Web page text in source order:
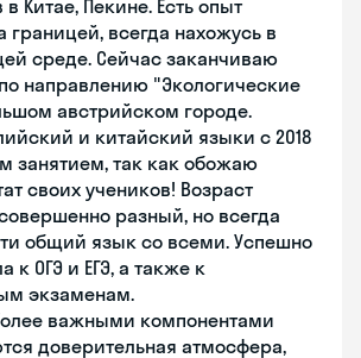
Китае, Пекине. Есть опыт
границей, всегда нахожусь в
среде. Сейчас заканчиваю
направлению "Экологические
австрийском городе.
и китайский языки с 2018
занятием, так как обожаю
своих учеников! Возраст
разный, но всегда
общий язык со всеми. Успешно
к ОГЭ и ЕГЭ, а также к
экзаменам.
важными компонентами
доверительная атмосфера,